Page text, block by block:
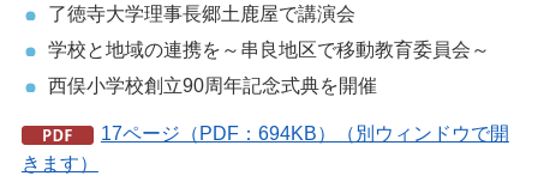
了徳寺大学理事長郷土鹿屋で講演会
学校と地域の連携を～串良地区で移動教育委員会～
西俣小学校創立90周年記念式典を開催
17ページ（PDF：694KB）（別ウィンドウで開
きます）